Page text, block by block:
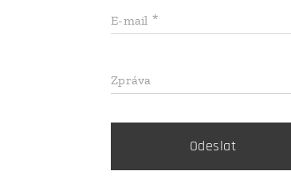
E-mail
Zpráva
Odeslat